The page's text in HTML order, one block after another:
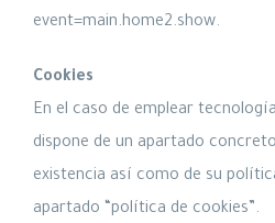
event=main.home2.show.
Cookies
En el caso de emplear
dispone de un apartado
existencia así como de su
apartado “política de cookies”.